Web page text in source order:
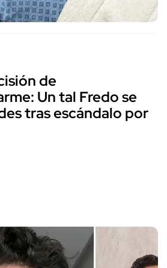
de
Un tal Fredo se
tras escándalo por